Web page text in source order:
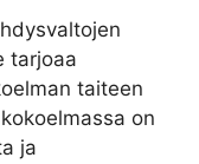
tarjoaa
taiteen
on
ja